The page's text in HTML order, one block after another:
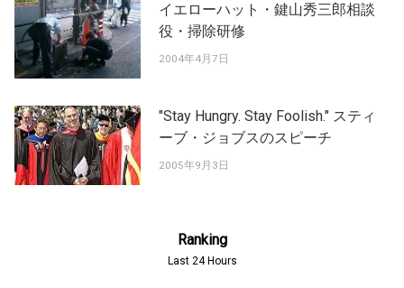
イエローハット・鍵山秀三郎相談
役・掃除研修
2004年4月7日
"Stay Hungry. Stay Foolish." スティ
ーブ・ジョブスのスピーチ
2005年9月3日
Ranking
Last 24 Hours